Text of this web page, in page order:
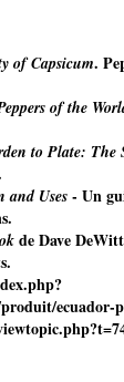
of Capsicum.
of the
to Plate: The
and Uses - Un
de Dave
ecuador-